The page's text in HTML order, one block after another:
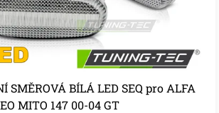
SMĚROVÁ BÍLÁ LED SEQ pro ALFA
MITO 147 00-04 GT